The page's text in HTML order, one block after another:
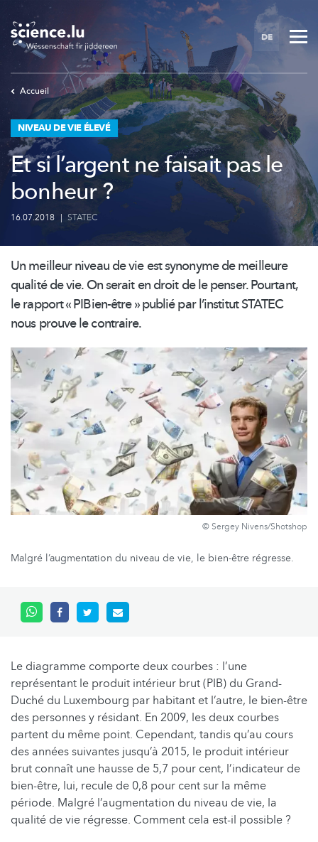
to
main
content
DE
Accueil
NIVEAU DE VIE ÉLEVÉ
Et si l’argent ne faisait pas le
bonheur ?
16.07.2018 | STATEC
Un meilleur niveau de vie est synonyme de meilleure
qualité de vie. On serait en droit de le penser. Pourtant,
le rapport « PIBien-être » publié par l’institut STATEC
nous prouve le contraire.
© Sergey Nivens/Shotshop
Malgré l’augmentation du niveau de vie, le bien-être régresse.
Le diagramme comporte deux courbes : l’une
représentant le produit intérieur brut (PIB) du Grand-
Duché du Luxembourg par habitant et l’autre, le bien-être
des personnes y résidant. En 2009, les deux courbes
partent du même point. Cependant, tandis qu’au cours
des années suivantes jusqu’à 2015, le produit intérieur
brut connaît une hausse de 5,7 pour cent, l’indicateur de
bien-être, lui, recule de 0,8 pour cent sur la même
période. Malgré l’augmentation du niveau de vie, la
qualité de vie régresse. Comment cela est-il possible ?